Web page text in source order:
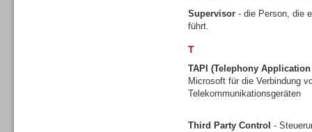
Supervisor - die Person, die
führt.
T
TAPI (Telephony
Microsoft für die Verbindung
Telekommunikationsgeräten
Third Party Control -